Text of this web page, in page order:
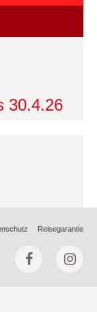
30.4.26
Reisegarantie